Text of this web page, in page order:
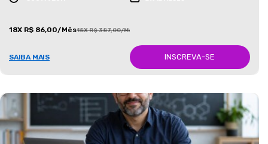
18X R$ 86,00/Mês18X R$ 387,00/Mês
SAIBA MAIS INSCREVA-SE